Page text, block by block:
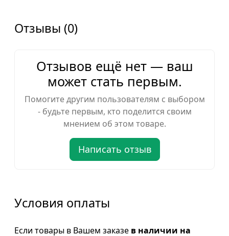
Отзывы (0)
Отзывов ещё нет — ваш
может стать первым.
Помогите другим пользователям с выбором
- будьте первым, кто поделится своим
мнением об этом товаре.
Написать отзыв
Условия оплаты
Если товары в Вашем заказе в наличии на